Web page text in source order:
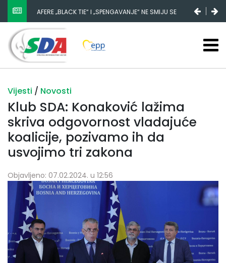
AFERE „BLACK TIE“ I „SPENGAVANJE“ NE SMIJU SE
ZATAŠKATI
Vijesti / Novosti
Klub SDA: Konaković lažima
skriva odgovornost vladajuće
koalicije, pozivamo ih da
usvojimo tri zakona
Objavljeno: 07.02.2024. u 12:56